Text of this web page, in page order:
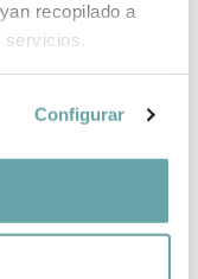
recopilado a
servicios.
Configurar
VEURE